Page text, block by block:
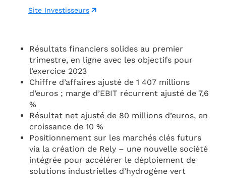
Site Investisseurs
Résultats financiers solides au premier
trimestre, en ligne avec les objectifs pour
l’exercice 2023
Chiffre d’affaires ajusté de 1 407 millions
d’euros ; marge d’EBIT récurrent ajusté de 7,6
%
Résultat net ajusté de 80 millions d’euros, en
croissance de 10 %
Positionnement sur les marchés clés futurs
via la création de Rely – une nouvelle société
intégrée pour accélérer le déploiement de
solutions industrielles d’hydrogène vert